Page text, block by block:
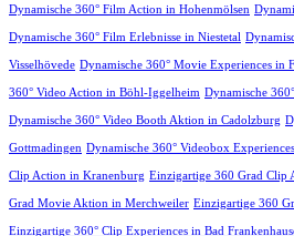
Dynamische 360° Film Action in Hohenmölsen
Dynamische 360° Film Erlebnisse in Niestetal
Visselhövede Dynamische 360° Movie Experiences in
360° Video Action in Böhl-Iggelheim Dynamische
Dynamische 360° Video Booth Aktion in Cadolzburg
Gottmadingen Dynamische 360° Videobox
Clip Action in Kranenburg Einzigartige 360 Grad Clip
Grad Movie Aktion in Merchweiler Einzigartige 360
Einzigartige 360° Clip Experiences in Bad